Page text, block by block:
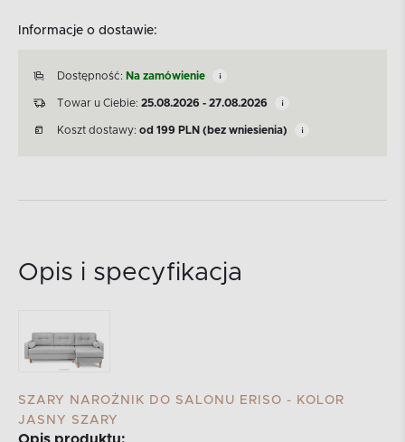
Informacje o dostawie:
Dostępność: Na zamówienie
Towar u Ciebie: 25.08.2026 - 27.08.2026
Koszt dostawy: od 199 PLN (bez wniesienia)
Opis i specyfikacja
SZARY NAROŻNIK DO SALONU ERISO - KOLOR
JASNY SZARY